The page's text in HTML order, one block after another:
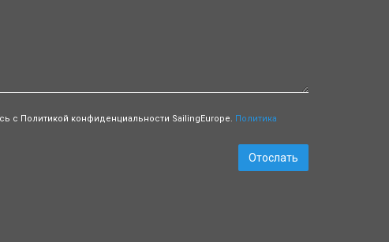
с Политикой конфиденциальности SailingEurope. Политика
Отослать